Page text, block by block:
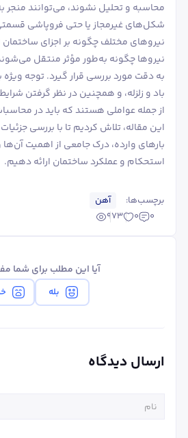
محاسبه و تحلیل نشوند، می‌توانند
شکل‌های غیرمجاز یا حتی فروپاشی
نیروهای مختلف چگونه بر اجزای ساختمان
نیروها چگونه به‌طور مؤثر منتقل
به دقت مورد بررسی قرار گیرد. توجه ویژه
باد و زلزله، و همچنین در نظر گرفتن
از جمله عواملی هستند که باید در
این مقاله، تلاش کردیم تا با بررسی
بارهای وارده، درک جامعی از اهمیت آن‌ها
استحکام و عملکرد ساختمان ارائه دهیم.
برچسب‌ها:
آهن
0
0
973
آیا این مطلب برای شما
بله
ارسال دیدگاه